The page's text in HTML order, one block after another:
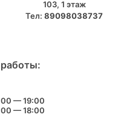
103, ​1 этаж
Тел: 89098038737
— 19:00
— 18:00